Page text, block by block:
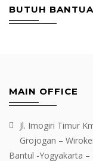
BUTUH
MAIN OFFICE
Jl. Imogiri Timur
Grojogan –
Bantul -Yogyakarta –